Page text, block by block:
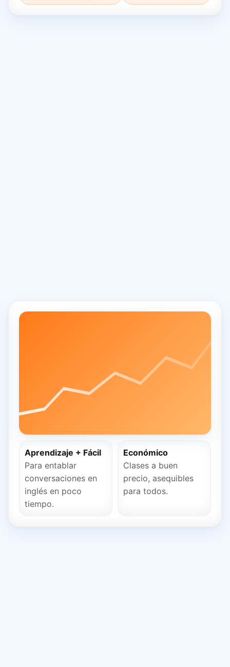
Aprendizaje + Fácil
Para entablar
conversaciones en
inglés en poco
tiempo.
Económico
Clases a buen
precio, asequibles
para todos.